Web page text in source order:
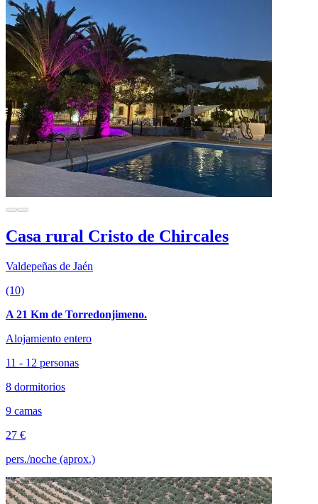
Casa rural Cristo de Chircales
Valdepeñas de Jaén
(10)
A 21 Km de Torredonjimeno.
Alojamiento entero
11 - 12 personas
8 dormitorios
9 camas
27 €
pers./noche (aprox.)